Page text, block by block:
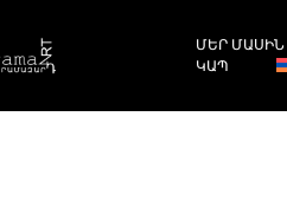
ՄԵՐ ՄԱՍԻՆ
ԿԱՊ